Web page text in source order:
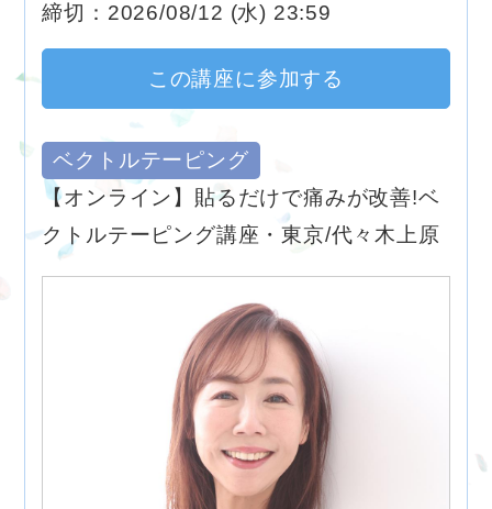
締切：2026/08/12 (水) 23:59
この講座に参加する
ベクトルテーピング
【オンライン】貼るだけで痛みが改善!ベ
クトルテーピング講座・東京/代々木上原